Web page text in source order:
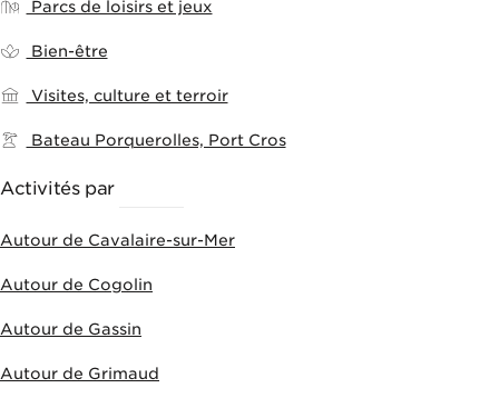
Parcs de loisirs et jeux
Bien-être
Visites, culture et terroir
Bateau Porquerolles, Port Cros
Activités par
Autour de Cavalaire-sur-Mer
Autour de Cogolin
Autour de Gassin
Autour de Grimaud